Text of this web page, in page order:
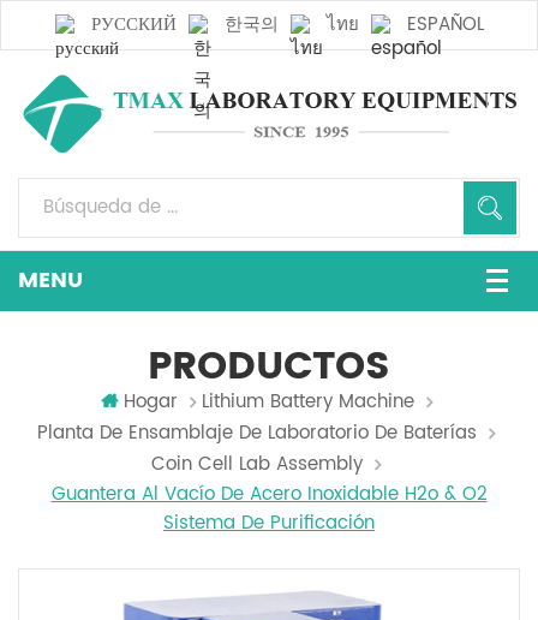
РУССКИЙ 한국의 ไทย ESPAÑOL
PRODUCTOS
Hogar
Lithium Battery Machine
Planta De Ensamblaje De Laboratorio De Baterías
Coin Cell Lab Assembly
Guantera Al Vacío De Acero Inoxidable H2o & O2
Sistema De Purificación